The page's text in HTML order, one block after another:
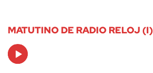
MATUTINO DE RADIO RELOJ (I)
Audio
Player